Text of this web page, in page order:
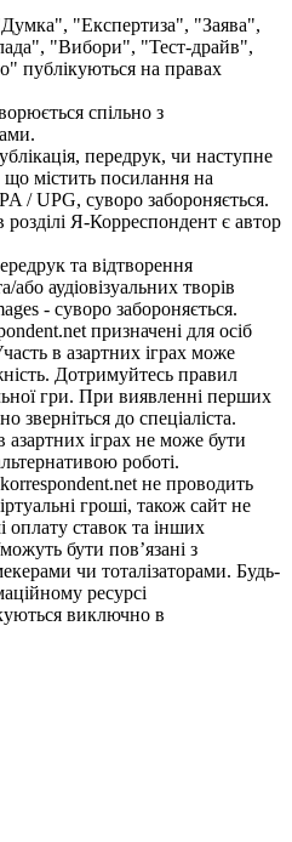
"Експертиза", "Заява",
"Вибори", "Тест-драйв",
публікуються на правах
спільно з
передрук, чи наступне
містить посилання на
/ UPG, суворо забороняється.
Я-Корреспондент є автор
та відтворення
або аудіовізуальних творів
- суворо забороняється.
призначені для осіб
в азартних іграх може
Дотримуйтесь правил
гри. При виявленні перших
зверніться до спеціаліста.
іграх не може бути
роботі.
не проводить
гроші, також сайт не
оплату ставок та інших
бути пов’язані з
чи тоталізаторами. Будь-
ресурсі
виключно в